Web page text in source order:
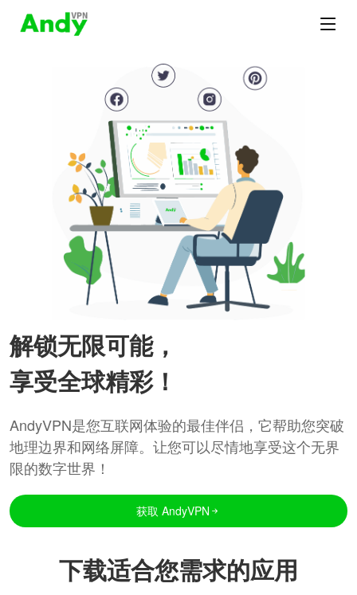
解锁无限可能，
享受全球精彩！
AndyVPN是您互联网体验的最佳伴侣，它帮助您突破
地理边界和网络屏障。让您可以尽情地享受这个无界
限的数字世界！
获取 AndyVPN
下载适合您需求的应用